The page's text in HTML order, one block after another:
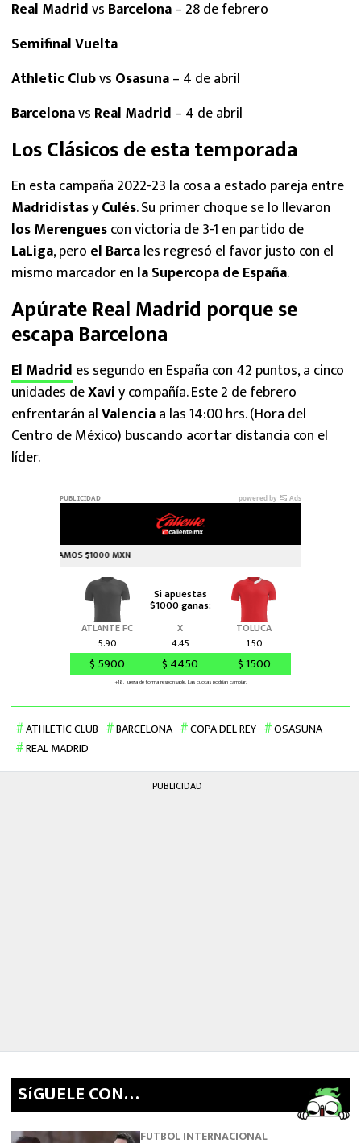
Real Madridvs Barcelona– 28 de febrero
Semifinal Vuelta
Athletic Clubvs Osasuna– 4 de abril
Barcelonavs Real Madrid – 4 de abril
Los Clásicos de esta temporada
En esta campaña 2022-23 la cosa a estado pareja entre
MadridistasyCulés. Su primer choque se lo llevaron
los Merenguescon victoria de 3-1 en partido de
LaLiga, pero el Barcales regresó el favor justo con el
mismo marcador en la Supercopa de España.
Apúrate Real Madrid porque se
escapa Barcelona
El Madrid es segundo en España con 42 puntos, a cinco
unidades deXaviy compañía. Este 2 de febrero
enfrentarán alValenciaa las 14:00 hrs. (Hora del
Centro de México) buscando acortar distancia con el
líder.
ATHLETIC CLUB BARCELONA COPA DEL REY
OSASUNA
REAL MADRID
PUBLICIDAD
SíGUELE CON…
FUTBOL INTERNACIONAL